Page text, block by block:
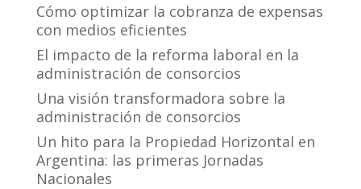
Cómo optimizar la cobranza de expensas
con medios eficientes
El impacto de la reforma laboral en la
administración de consorcios
Una visión transformadora sobre la
administración de consorcios
Un hito para la Propiedad Horizontal en
Argentina: las primeras Jornadas
Nacionales